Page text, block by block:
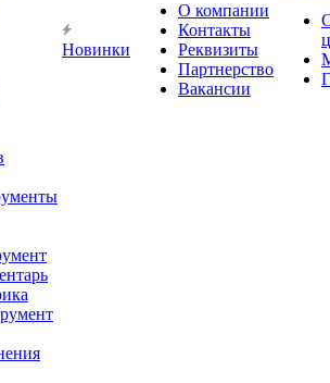
Новинки
О компании
Контакты
Реквизиты
Партнерство
Вакансии